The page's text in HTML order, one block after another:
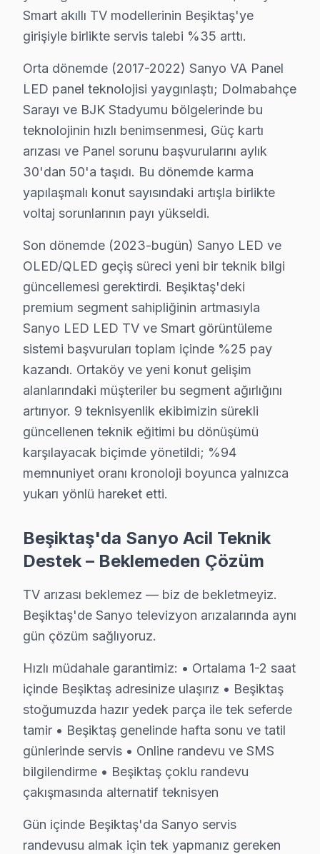
• Beşiktaş'de işçilik garantisi: 2 yıl
• Beşiktaş servisimizde yedek parça garantisi: 2 yıl
• Beşiktaş'de aynı arızanın tekrarında ücretsiz
• servisimizde garanti belgesi ve fatura ile kayıt altına
Beşiktaş'de garanti dışı durumlar: Kullanıcı
Beşiktaş'de Sanyo Servis: Bölge Bilgisi
Beşiktaş, yaklaşık 180.000+ nüfusu barındıran
Beşiktaş'de Mahalle Sanyo Servis Hizmeti
Sanyo görüntüleme sistemi arıza servisimiz
Gayrettepe, Konaklar, Kültür, Kuruçeşme, Levazım,
Nisbetiye, Ortaköy, Sinanpaşa, Türkali, Ulus,
Abbasağa, Akatlar, Arnavutköy, Balmumcu, Bebek,
Sanyo TV Teknik Rehberi: Panel, Teşhis ve
Sanyo televizyonlarınızın onarım işlemi ve
Sanyo TV Teknik Profil ve Servis Rehberi
Sanyo televizyon ünitesi Teknik Servis Rehberi
Sanyo panel'lerde En Sık Karşılaşılan Arızalar
Sanyo servisimizde en yaygın Chromecast bağlantı
Sanyo Servis Yaklaşımımız
Sanyo TV Onarım Süreci
1. Müşteri bildirir, servis ekibi arıza semptomlarını
2. Termal kamera, osiloskop, ESR ölçer ile elektronik
3. Arıza kaynağı tespit edilir: panel mi, anakart mı, güç
4. Yazılı fiyat teklifi sunulur; onay olmadan işlem
5. Orijinal veya OEM eşdeğer bu cihaz parça ile
6. Tüm fonksiyonlar kapsamlı test edilir; garanti
Sanyo LED TV Bakım Tavsiyeleri
söz konusu model görüntüleme sistemi'ler için en
Sanyo televizyon'niz arızalandığında verileri
Sanyo güvenilirliği standartlarında bu TV servisimiz:
Geniş servis ağımızla Beşiktaş ve çevre ilçelerde
Smart akıllı TV modellerinin Beşiktaş'ye
girişiyle birlikte servis talebi %35 arttı.
Orta dönemde (2017-2022) Sanyo VA Panel
LED panel teknolojisi yaygınlaştı; Dolmabahçe
Sarayı ve BJK Stadyumu bölgelerinde bu
teknolojinin hızlı benimsenmesi, Güç kartı
arızası ve Panel sorunu başvurularını aylık
30'dan 50'a taşıdı. Bu dönemde karma
yapılaşmalı konut sayısındaki artışla birlikte
voltaj sorunlarının payı yükseldi.
Son dönemde (2023-bugün) Sanyo LED ve
OLED/QLED geçiş süreci yeni bir teknik bilgi
güncellemesi gerektirdi. Beşiktaş'deki
premium segment sahipliğinin artmasıyla
Sanyo LED LED TV ve Smart görüntüleme
sistemi başvuruları toplam içinde %25 pay
kazandı. Ortaköy ve yeni konut gelişim
alanlarındaki müşteriler bu segment ağırlığını
artırıyor. 9 teknisyenlik ekibimizin sürekli
güncellenen teknik eğitimi bu dönüşümü
karşılayacak biçimde yönetildi; %94
memnuniyet oranı kronoloji boyunca yalnızca
yukarı yönlü hareket etti.
Beşiktaş'da Sanyo Acil Teknik
Destek – Beklemeden Çözüm
TV arızası beklemez — biz de bekletmeyiz.
Beşiktaş'de Sanyo televizyon arızalarında aynı
gün çözüm sağlıyoruz.
Hızlı müdahale garantimiz: • Ortalama 1-2 saat
içinde Beşiktaş adresinize ulaşırız • Beşiktaş
stoğumuzda hazır yedek parça ile tek seferde
tamir • Beşiktaş genelinde hafta sonu ve tatil
günlerinde servis • Online randevu ve SMS
bilgilendirme • Beşiktaş çoklu randevu
çakışmasında alternatif teknisyen
Gün içinde Beşiktaş'da Sanyo servis
randevusu almak için tek yapmanız gereken